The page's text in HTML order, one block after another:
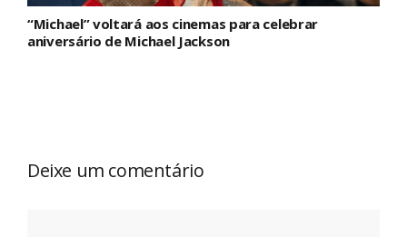
“Michael” voltará aos cinemas para celebrar
aniversário de Michael Jackson
Deixe um comentário